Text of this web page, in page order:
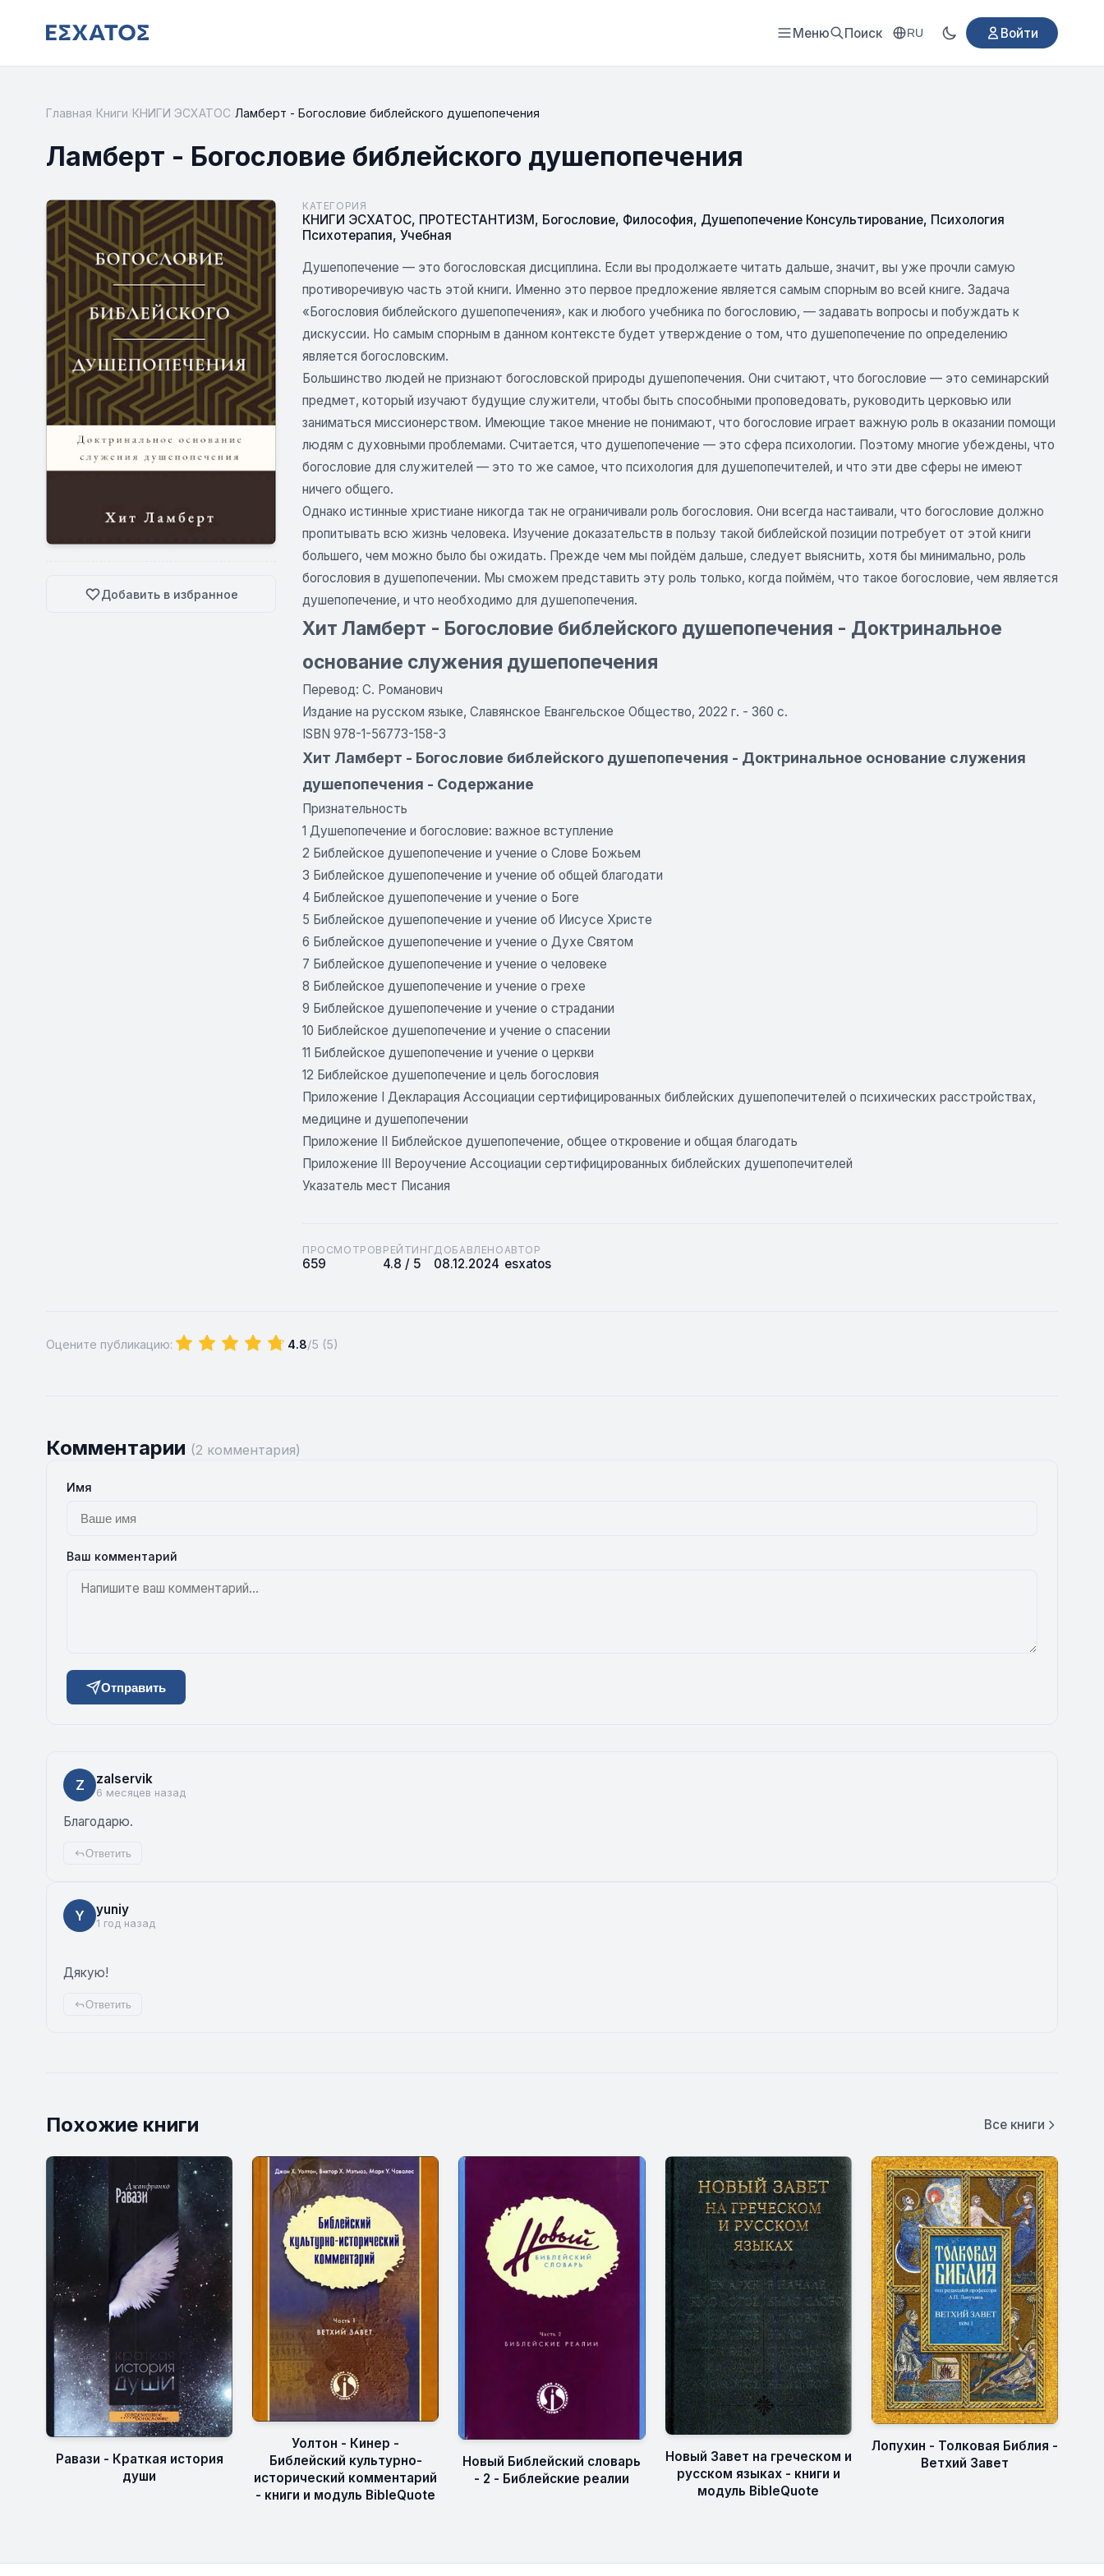
Меню Поиск RU Войти
Главная Книги КНИГИ ЭСХАТОС Ламберт - Богословие библейского душепопечения
Ламберт - Богословие библейского душепопечения
Добавить в избранное
КАТЕГОРИЯ
КНИГИ ЭСХАТОС, ПРОТЕСТАНТИЗМ, Богословие, Философия, Душепопечение Консультирование, Психология
Психотерапия, Учебная
Душепопечение — это богословская дисциплина. Если вы продолжаете читать дальше, значит, вы уже прочли самую
противоречивую часть этой книги. Именно это первое предложение является самым спорным во всей книге. Задача
«Богословия библейского душепопечения», как и любого учебника по богословию, — задавать вопросы и побуждать к
дискуссии. Но самым спорным в данном контексте будет утверждение о том, что душепопечение по определению
является богословским.
Большинство людей не признают богословской природы душепопечения. Они считают, что богословие — это семинарский
предмет, который изучают будущие служители, чтобы быть способными проповедовать, руководить церковью или
заниматься миссионерством. Имеющие такое мнение не понимают, что богословие играет важную роль в оказании помощи
людям с духовными проблемами. Считается, что душепопечение — это сфера психологии. Поэтому многие убеждены, что
богословие для служителей — это то же самое, что психология для душепопечителей, и что эти две сферы не имеют
ничего общего.
Однако истинные христиане никогда так не ограничивали роль богословия. Они всегда настаивали, что богословие должно
пропитывать всю жизнь человека. Изучение доказательств в пользу такой библейской позиции потребует от этой книги
большего, чем можно было бы ожидать. Прежде чем мы пойдём дальше, следует выяснить, хотя бы минимально, роль
богословия в душепопечении. Мы сможем представить эту роль только, когда поймём, что такое богословие, чем является
душепопечение, и что необходимо для душепопечения.
Хит Ламберт - Богословие библейского душепопечения - Доктринальное
основание служения душепопечения
Перевод: С. Романович
Издание на русском языке, Славянское Евангельское Общество, 2022 г. - 360 с.
ISBN 978-1-56773-158-3
Хит Ламберт - Богословие библейского душепопечения - Доктринальное основание служения
душепопечения - Содержание
Признательность
1 Душепопечение и богословие: важное вступление
2 Библейское душепопечение и учение о Слове Божьем
3 Библейское душепопечение и учение об общей благодати
4 Библейское душепопечение и учение о Боге
5 Библейское душепопечение и учение об Иисусе Христе
6 Библейское душепопечение и учение о Духе Святом
7 Библейское душепопечение и учение о человеке
8 Библейское душепопечение и учение о грехе
9 Библейское душепопечение и учение о страдании
10 Библейское душепопечение и учение о спасении
11 Библейское душепопечение и учение о церкви
12 Библейское душепопечение и цель богословия
Приложение I Декларация Ассоциации сертифицированных библейских душепопечителей о психических расстройствах,
медицине и душепопечении
Приложение II Библейское душепопечение, общее откровение и общая благодать
Приложение III Вероучение Ассоциации сертифицированных библейских душепопечителей
Указатель мест Писания
ПРОСМОТРОВ
659
РЕЙТИНГ
4.8 / 5
ДОБАВЛЕНО
08.12.2024
АВТОР
esxatos
Оцените публикацию: 4.8/5 (5)
Комментарии (2 комментария)
Имя
Ваш комментарий
Отправить
Z zalservik
6 месяцев назад
Благодарю.
Ответить
Y yuniy
1 год назад
Дякую!
Ответить
Похожие книги Все книги
Равази - Краткая история
души
Уолтон - Кинер -
Библейский культурно-
исторический комментарий
- книги и модуль BibleQuote
Новый Библейский словарь
- 2 - Библейские реалии
Новый Завет на греческом и
русском языках - книги и
модуль BibleQuote
Лопухин - Толковая Библия -
Ветхий Завет